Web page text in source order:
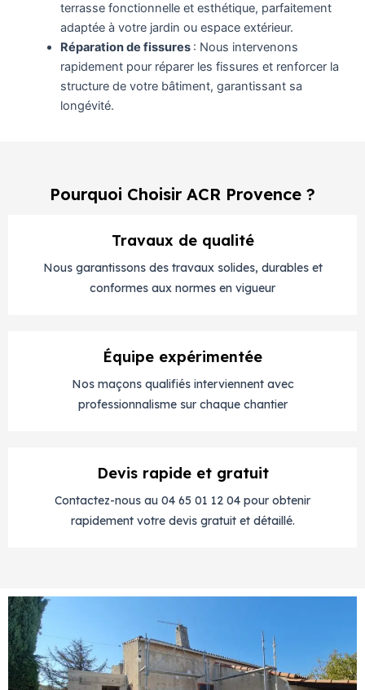
terrasse fonctionnelle et esthétique, parfaitement
adaptée à votre jardin ou espace extérieur.
Réparation de fissures : Nous intervenons
rapidement pour réparer les fissures et renforcer la
structure de votre bâtiment, garantissant sa
longévité.
Pourquoi Choisir ACR Provence ?
Travaux de qualité
Nous garantissons des travaux solides, durables et
conformes aux normes en vigueur
Équipe expérimentée
Nos maçons qualifiés interviennent avec
professionnalisme sur chaque chantier
Devis rapide et gratuit
Contactez-nous au 04 65 01 12 04 pour obtenir
rapidement votre devis gratuit et détaillé.